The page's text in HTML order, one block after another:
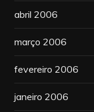
abril 2006
março 2006
fevereiro 2006
janeiro 2006